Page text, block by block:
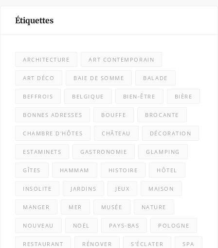
Étiquettes
ARCHITECTURE ART CONTEMPORAIN
ART DÉCO BAIE DE SOMME BALADE
BEFFROIS BELGIQUE BIEN-ÊTRE BIÈRE
BONNES ADRESSES BOUFFE BROCANTE
CHAMBRE D'HÔTES CHÂTEAU DÉCORATION
ESTAMINETS GASTRONOMIE GLAMPING
GÎTES HAMMAM HISTOIRE HÔTEL
INSOLITE JARDINS JEUX MAISON
MANGER MER MUSÉE NATURE
NOUVEAU NOËL PAYS-BAS POLOGNE
RESTAURANT RÉNOVER S'ÉCLATER SPA